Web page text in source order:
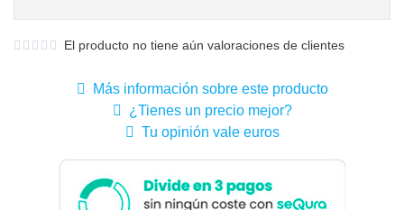
El producto no tiene aún valoraciones de clientes
Más información sobre este producto
¿Tienes un precio mejor?
Tu opinión vale euros